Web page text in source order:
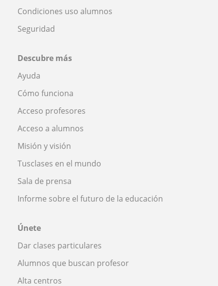
Condiciones uso alumnos
Seguridad
Descubre más
Ayuda
Cómo funciona
Acceso profesores
Acceso a alumnos
Misión y visión
Tusclases en el mundo
Sala de prensa
Informe sobre el futuro de la educación
Únete
Dar clases particulares
Alumnos que buscan profesor
Alta centros